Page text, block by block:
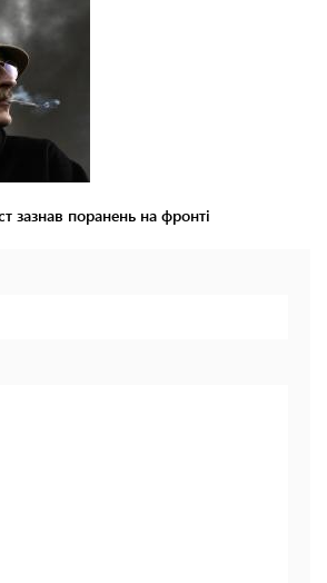
зазнав поранень на фронті